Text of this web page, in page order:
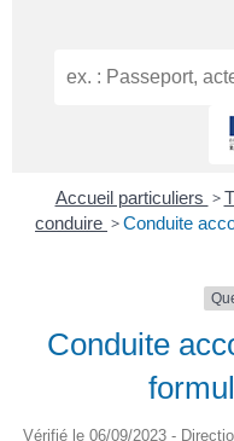
Accueil particuliers >
conduire >Conduite
Conduite
Vérifié le 06/09/2023 -